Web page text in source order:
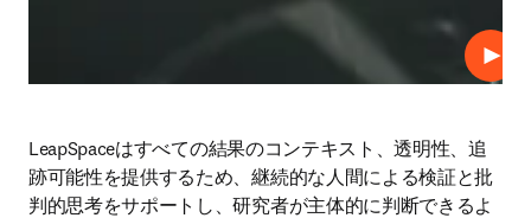
プレ
LeapSpaceはすべての結果のコンテキスト、透明性、追
跡可能性を提供するため、継続的な人間による検証と批
判的思考をサポートし、研究者が主体的に判断できるよ